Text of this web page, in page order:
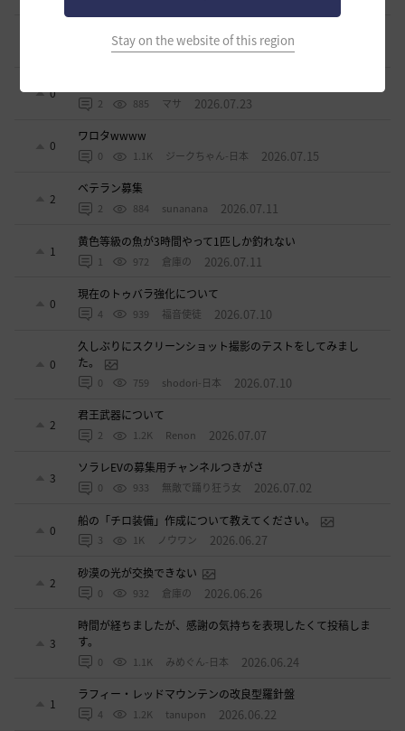
Stay on the website of this region
ドーサやソーサレスの無敵踊りについて
842 無敵で踊り狂う女 2026.07.23
0
2 885 マサ 2026.07.23
0
ワロタwwww
0 1.1K ジークちゃん-日本 2026.07.15
2
ベテラン募集
2 884 sunanana 2026.07.11
1
黄色等級の魚が3時間やって1匹しか釣れない
1 972 倉庫の 2026.07.11
0
現在のトゥバラ強化について
4 939 福音使徒 2026.07.10
0
久しぶりにスクリーンショット撮影のテストをしてみまし
た。
0 759 shodori-日本 2026.07.10
2
君王武器について
2 1.2K Renon 2026.07.07
3
ソラレEVの募集用チャンネルつきがさ
0 933 無敵で踊り狂う女 2026.07.02
0
船の「チロ装備」作成について教えてください。
3 1K ノウワン 2026.06.27
2
砂漠の光が交換できない
0 932 倉庫の 2026.06.26
3
時間が経ちましたが、感謝の気持ちを表現したくて投稿しま
す。
0 1.1K みめぐん-日本 2026.06.24
1
ラフィー・レッドマウンテンの改良型羅針盤
4 1.2K tanupon 2026.06.22